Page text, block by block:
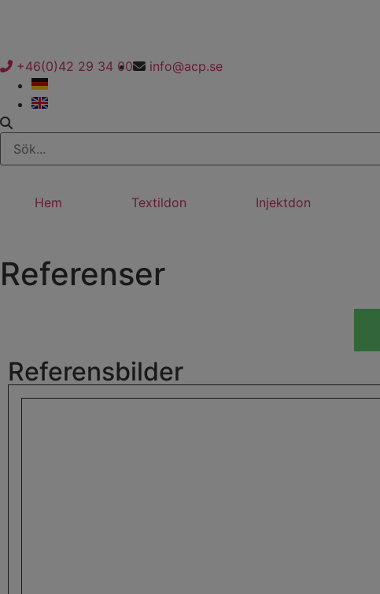
+46(0)42 29 34 00 info@acp.se
Hem Textildon Injektdon
Referenser
Referensbilder